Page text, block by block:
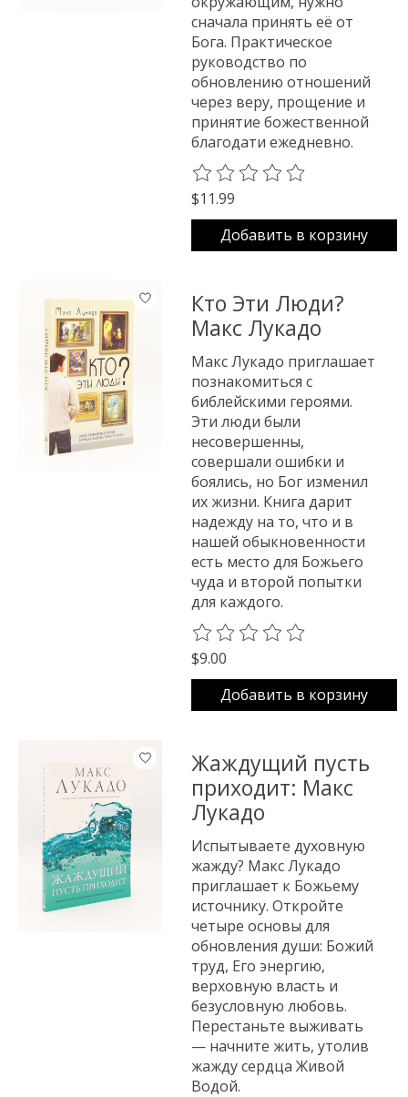
сначала принять её от
Бога. Практическое
руководство по
обновлению отношений
через веру, прощение и
принятие божественной
благодати ежедневно.
The rating of this product is
$11.99
Добавить в корзину
Кто Эти Люди?
Макс Лукадо
Макс Лукадо приглашает
познакомиться с
библейскими героями.
Эти люди были
несовершенны,
совершали ошибки и
боялись, но Бог изменил
их жизни. Книга дарит
надежду на то, что и в
нашей обыкновенности
есть место для Божьего
чуда и второй попытки
для каждого.
The rating of this product is
$9.00
Добавить в корзину
Жаждущий пусть
приходит: Макс
Лукадо
Испытываете духовную
жажду? Макс Лукадо
приглашает к Божьему
источнику. Откройте
четыре основы для
обновления души: Божий
труд, Его энергию,
верховную власть и
безусловную любовь.
Перестаньте выживать
— начните жить, утолив
жажду сердца Живой
Водой.